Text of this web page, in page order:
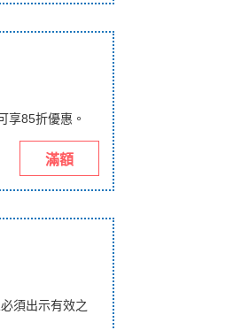
享85折優惠。
滿額
須出示有效之